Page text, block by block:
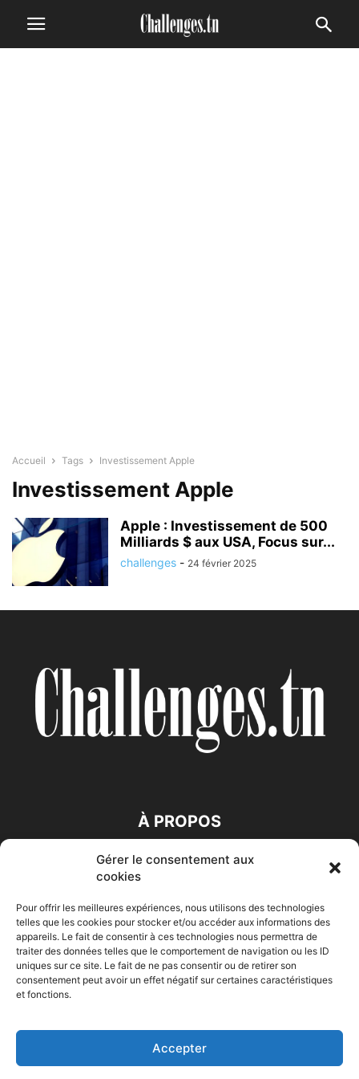
Gérer le consentement aux
cookies
Pour offrir les meilleures expériences, nous utilisons des technologies
telles que les cookies pour stocker et/ou accéder aux informations des
appareils. Le fait de consentir à ces technologies nous permettra de
traiter des données telles que le comportement de navigation ou les ID
uniques sur ce site. Le fait de ne pas consentir ou de retirer son
consentement peut avoir un effet négatif sur certaines caractéristiques
et fonctions.
Accepter
Accueil Tags Investissement Apple
Investissement Apple
Apple : Investissement de 500
Milliards $ aux USA, Focus sur...
challenges - 24 février 2025
À PROPOS
SUIVEZ NOUS
Accueil Economie Entreprises Entrepreneur Afrique
HIGH-TECH Auto-Moto